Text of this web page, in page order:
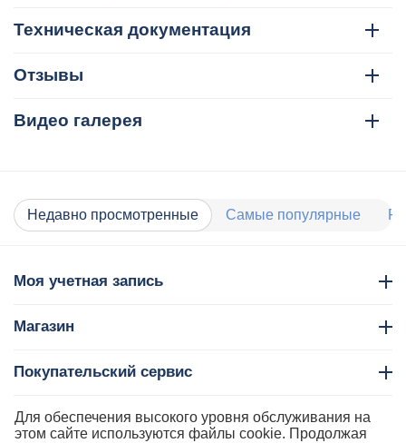
Техническая документация
Отзывы
Видео галерея
Недавно просмотренные Самые популярные
Моя учетная запись
Магазин
Покупательский сервис
Контакты
Для обеспечения высокого уровня обслуживания на
этом сайте используются файлы cookie. Продолжая